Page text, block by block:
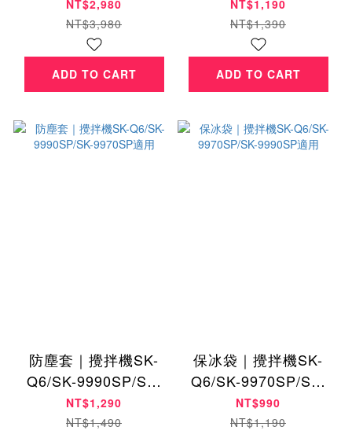
NT$2,980
NT$3,980
ADD TO CART
NT$1,190
NT$1,390
ADD TO CART
防塵套｜攪拌機SK-
Q6/SK-9990SP/SK-
9970SP適用
NT$1,290
NT$1,490
保冰袋｜攪拌機SK-
Q6/SK-9970SP/SK-
9990SP適用
NT$990
NT$1,190